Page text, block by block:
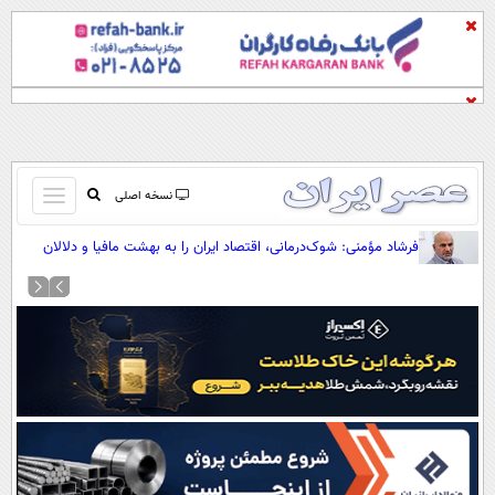
نسخه اصلی
باز
و
بسته
کردن
منو
صفحه اول
آرشیو
نظرسنجی
آب و هوا
اوقات شرعی
سواد زندگی
فرشاد مؤمنی: شوک‌درمانی، اقتصاد ایران را به بهشت مافیا و دلالان